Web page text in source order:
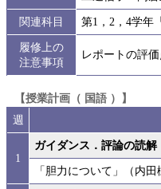
関連科目
第1，2，4学年
履修上の
注意事項
レポートの評
【授業計画（ 国語 ）】
週
1
ガイダンス．評論の読解
「胆力について」（内田